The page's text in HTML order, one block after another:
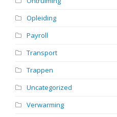
Opleiding
Payroll
Transport
Trappen
Uncategorized
Verwarming